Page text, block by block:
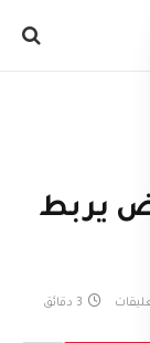
يربط
3 دقائق